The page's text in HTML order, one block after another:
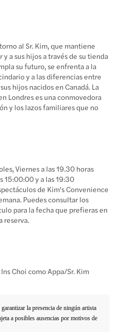
al Sr. Kim, que mantiene
a sus hijos a través de su tienda
su futuro, se enfrenta a la
y a las diferencias entre
hijos nacidos en Canadá. La
Londres es una conmovedora
y los lazos familiares que no
Viernes a las 19.30 horas
15:00:00 y a las 19:30
de Kim's Convenience
Puedes consultar los
para la fecha que prefieras en
reserva.
Ins Choi como Appa/Sr. Kim
la presencia de ningún artista
a posibles ausencias por motivos de